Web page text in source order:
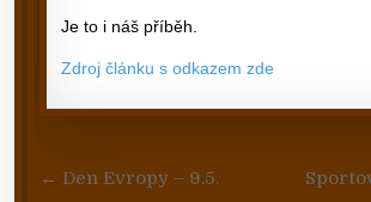
Je to i náš příběh.
Zdroj článku s odkazem zde
Navigace pro
← Den Evropy – 9.5.